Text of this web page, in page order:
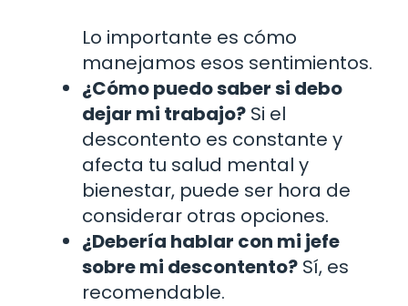
Lo importante es cómo
manejamos esos sentimientos.
¿Cómo puedo saber si debo
dejar mi trabajo? Si el
descontento es constante y
afecta tu salud mental y
bienestar, puede ser hora de
considerar otras opciones.
¿Debería hablar con mi jefe
sobre mi descontento? Sí, es
recomendable.